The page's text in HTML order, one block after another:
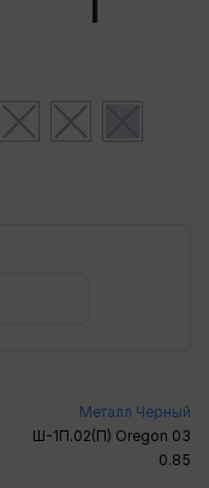
Металл Черный
Ш-1П.02(П) Oregon 03
0.85